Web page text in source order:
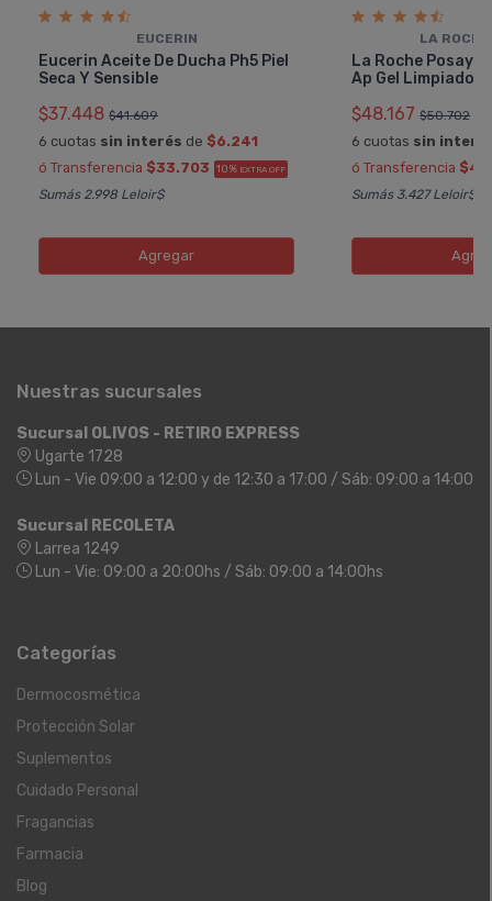
EUCERIN
Eucerin Aceite De Ducha Ph5 Piel
Seca Y Sensible
$37.448 $41.609
6 cuotas sin interés de $6.241
ó Transferencia $33.703 10% EXTRA OFF
Sumás 2.998 Leloir$
Agregar
LA
La Roche Posay
Ap Gel Limpiador
$48.167 $50.702
6 cuotas sin
ó Transferencia
Sumás 3.427 Leloir$
Nuestras sucursales
Sucursal OLIVOS - RETIRO EXPRESS
Ugarte 1728
Lun - Vie 09:00 a 12:00 y de 12:30 a 17:00 / Sáb: 09:00 a 14:00
Sucursal RECOLETA
Larrea 1249
Lun - Vie: 09:00 a 20:00hs / Sáb: 09:00 a 14:00hs
Categorías
Dermocosmética
Protección Solar
Suplementos
Cuidado Personal
Fragancias
Farmacia
Blog